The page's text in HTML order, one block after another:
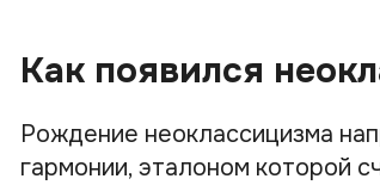
Как появился
Рождение неоклассицизма
гармонии, эталоном которой